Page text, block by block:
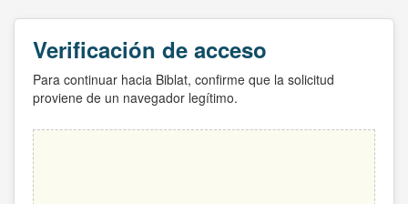
Verificación de acceso
Para continuar hacia Biblat, confirme que la solicitud
proviene de un navegador legítimo.